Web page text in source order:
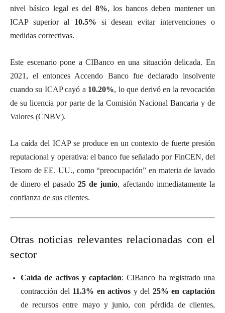
nivel básico legal es del 8%, los bancos deben mantener un
ICAP superior al 10.5% si desean evitar intervenciones o
medidas correctivas.
Este escenario pone a CIBanco en una situación delicada. En
2021, el entonces Accendo Banco fue declarado insolvente
cuando su ICAP cayó a 10.20%, lo que derivó en la revocación
de su licencia por parte de la Comisión Nacional Bancaria y de
Valores (CNBV).
La caída del ICAP se produce en un contexto de fuerte presión
reputacional y operativa: el banco fue señalado por FinCEN, del
Tesoro de EE. UU., como “preocupación” en materia de lavado
de dinero el pasado 25 de junio, afectando inmediatamente la
confianza de sus clientes.
Otras noticias relevantes relacionadas con el
sector
Caída de activos y captación: CIBanco ha registrado una
contracción del 11.3% en activos y del 25% en captación
de recursos entre mayo y junio, con pérdida de clientes,